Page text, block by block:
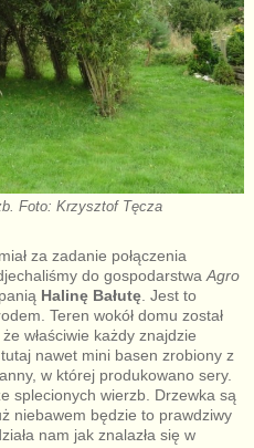
Foto: Krzysztof Tęcza
za zadanie połączenia
do gospodarstwa Agro
Halinę Bałutę. Jest to
Teren wokół domu został
właściwie każdy znajdzie
nawet mini basen zrobiony z
w której produkowano sery.
splecionych wierzb. Drzewka są
niebawem będzie to prawdziwy
nam jak znalazła się w